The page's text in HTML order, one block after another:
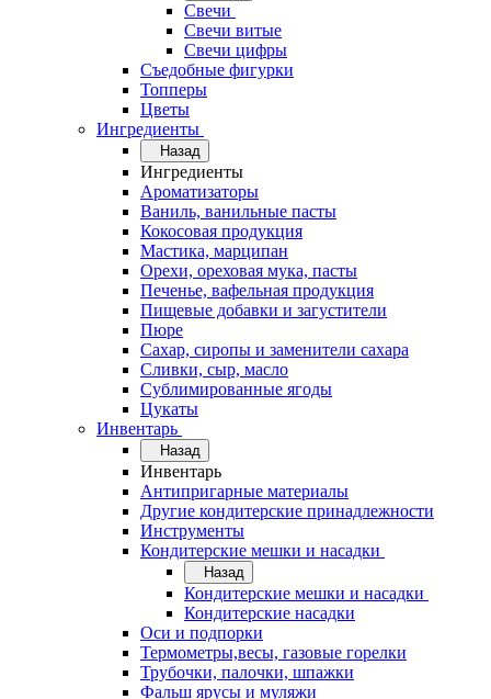
Свечи
Свечи витые
Свечи цифры
Съедобные фигурки
Топперы
Цветы
Ингредиенты
Назад
Ингредиенты
Ароматизаторы
Ваниль, ванильные пасты
Кокосовая продукция
Мастика, марципан
Орехи, ореховая мука, пасты
Печенье, вафельная продукция
Пищевые добавки и загустители
Пюре
Сахар, сиропы и заменители сахара
Сливки, сыр, масло
Сублимированные ягоды
Цукаты
Инвентарь
Назад
Инвентарь
Антипригарные материалы
Другие кондитерские принадлежности
Инструменты
Кондитерские мешки и насадки
Назад
Кондитерские мешки и насадки
Кондитерские насадки
Оси и подпорки
Термометры,весы, газовые горелки
Трубочки, палочки, шпажки
Фальш ярусы и муляжи